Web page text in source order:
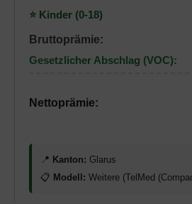
⭐ Kinder (0-18)
Bruttoprämie:
Gesetzlicher Abschlag (VOC):
Nettoprämie:
📍 Kanton: Glarus
📋 Modell: Weitere (TelMed